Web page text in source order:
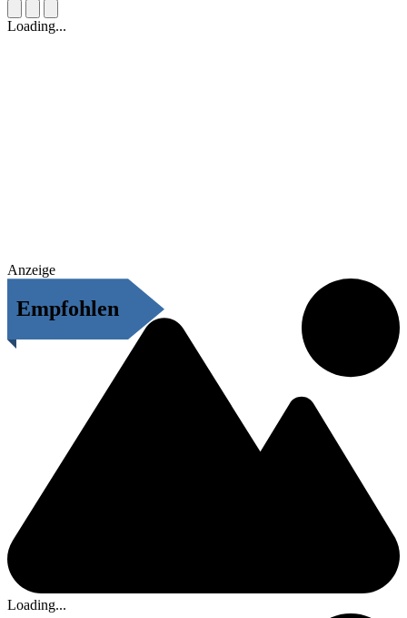
Loading...
Anzeige
Empfohlen
Loading...